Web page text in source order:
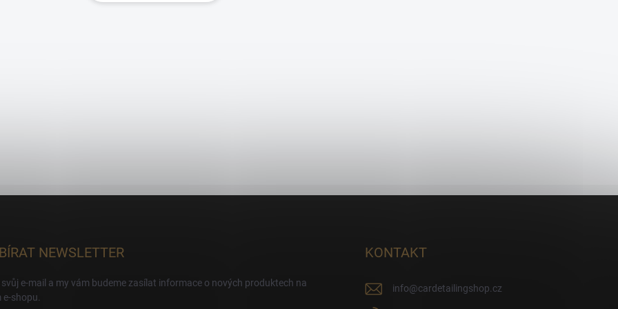
NEWSLETTER
e-mail a my vám budeme zasílat informace o nových produktech na
e-shopu.
KONTAKT
info@cardetailingshop.cz